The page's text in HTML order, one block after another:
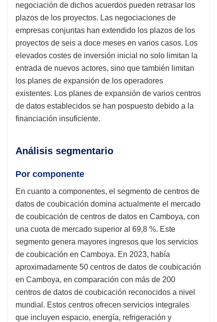
negociación de dichos acuerdos pueden retrasar los
plazos de los proyectos. Las negociaciones de
empresas conjuntas han extendido los plazos de los
proyectos de seis a doce meses en varios casos. Los
elevados costes de inversión inicial no solo limitan la
entrada de nuevos actores, sino que también limitan
los planes de expansión de los operadores
existentes. Los planes de expansión de varios centros
de datos establecidos se han pospuesto debido a la
financiación insuficiente.
Análisis segmentario
Por componente
En cuanto a componentes, el segmento de centros de
datos de coubicación domina actualmente el mercado
de coubicación de centros de datos en Camboya, con
una cuota de mercado superior al 69,8 %. Este
segmento genera mayores ingresos que los servicios
de coubicación en Camboya. En 2023, había
aproximadamente 50 centros de datos de coubicación
en Camboya, en comparación con más de 200
centros de datos de coubicación reconocidos a nivel
mundial. Estos centros ofrecen servicios integrales
que incluyen espacio, energía, refrigeración y